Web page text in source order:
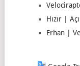
Hızır |
Erhan |